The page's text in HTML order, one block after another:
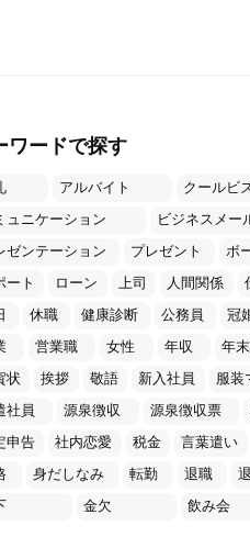
ワードで探す
アルバイト
クールビ
ュニケーション
ビジネスメー
ゼンテーション
プレゼント
ボ
ート
ローン 上司 人間関係
休職 健康診断 公務員
冠
営業職 女性 年収
年
状
挨拶 敬語 新入社員
服装
社員
源泉徴収 源泉徴収票
申告
社内恋愛 税金 言葉遣い
身だしなみ 転勤 退職
金欠 飲み会